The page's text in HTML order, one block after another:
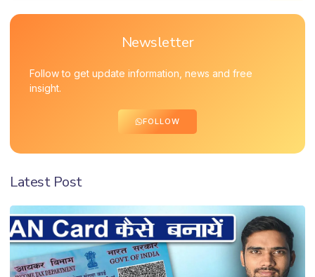
Newsletter
Follow to get update information, news and free
insight.
FOLLOW
Latest Post